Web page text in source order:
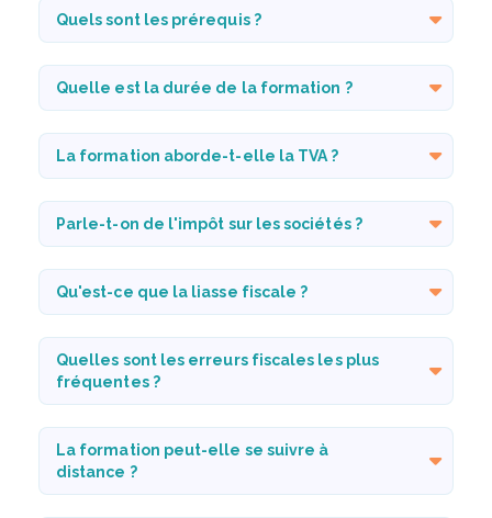
Quels sont les prérequis ?
Quelle est la durée de la formation ?
La formation aborde-t-elle la TVA ?
Parle-t-on de l'impôt sur les sociétés ?
Qu'est-ce que la liasse fiscale ?
Quelles sont les erreurs fiscales les plus
fréquentes ?
La formation peut-elle se suivre à
distance ?